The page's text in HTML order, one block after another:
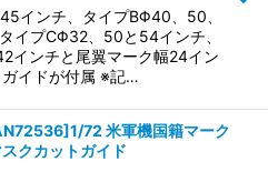
インチ、タイプBΦ40、50、
イプCΦ32、50と54インチ、
インチと尾翼マーク幅24イン
イドが付属 ※記…
72 米軍機国籍マーク
クカットガイド